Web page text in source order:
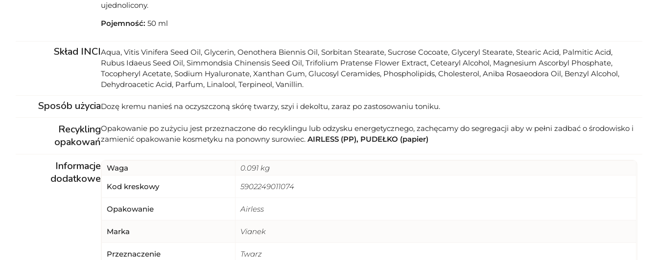
ujednolicony.
Pojemność: 50 ml
Skład INCIAqua, Vitis Vinifera Seed Oil, Glycerin, Oenothera Biennis Oil, Sorbitan Stearate, Sucrose Cocoate, Glyceryl Stearate, Stearic Acid, Palmitic Acid,
Rubus Idaeus Seed Oil, Simmondsia Chinensis Seed Oil, Trifolium Pratense Flower Extract, Cetearyl Alcohol, Magnesium Ascorbyl Phosphate,
Tocopheryl Acetate, Sodium Hyaluronate, Xanthan Gum, Glucosyl Ceramides, Phospholipids, Cholesterol, Aniba Rosaeodora Oil, Benzyl Alcohol,
Dehydroacetic Acid, Parfum, Linalool, Terpineol, Vanillin.
Sposób użyciaDozę kremu nanieś na oczyszczoną skórę twarzy, szyi i dekoltu, zaraz po zastosowaniu toniku.
Recykling
opakowań
Opakowanie po zużyciu jest przeznaczone do recyklingu lub odzysku energetycznego, zachęcamy do segregacji aby w pełni zadbać o środowisko i
zamienić opakowanie kosmetyku na ponowny surowiec.AIRLESS (PP), PUDEŁKO (papier)
Informacje
dodatkowe
Waga
0.091 kg
Kod kreskowy
5902249011074
Opakowanie Airless
Marka Vianek
Przeznaczenie Twarz